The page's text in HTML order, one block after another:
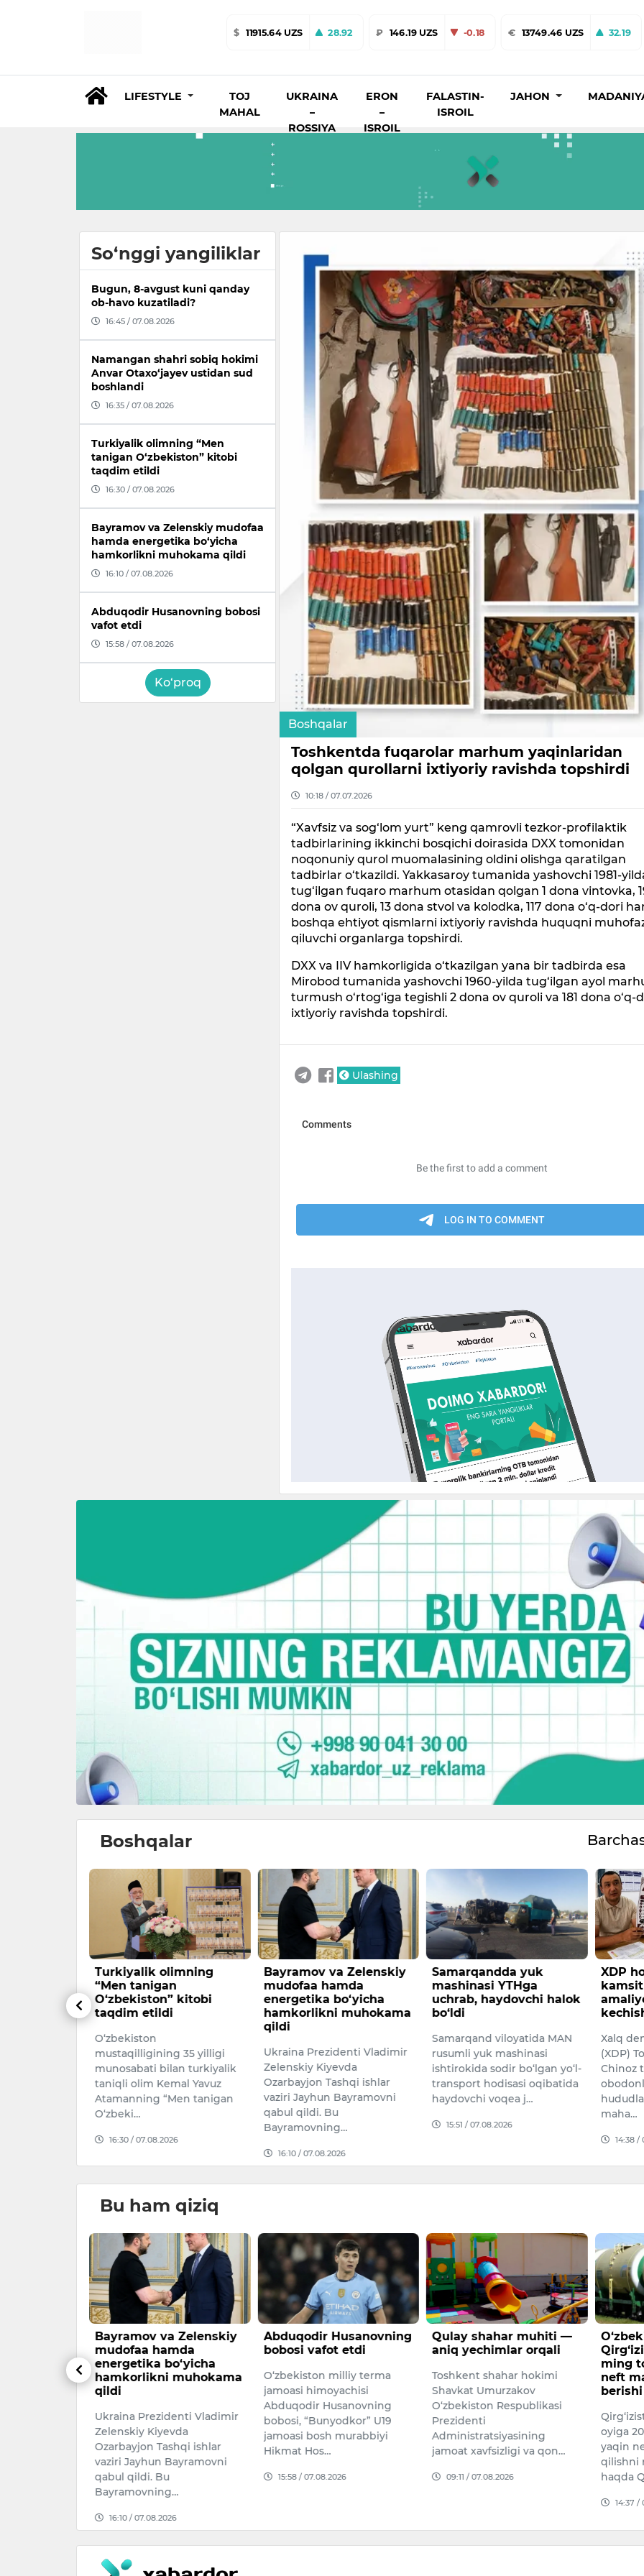
$ 11915.64 UZS 28.92 ₽ 146.19 UZS -0.18 € 13749.46 UZS 32.19
LIFESTYLE
TOJ
MAHAL
UKRAINA
–
ROSSIYA
ERON
–
ISROIL
FALASTIN-
ISROIL
JAHON
So‘nggi yangiliklar
Bugun, 8-avgust kuni qanday
ob-havo kuzatiladi?
16:45 / 07.08.2026
Namangan shahri sobiq hokimi
Anvar Otaxo‘jayev ustidan sud
boshlandi
16:35 / 07.08.2026
Turkiyalik olimning “Men
tanigan O‘zbekiston” kitobi
taqdim etildi
16:30 / 07.08.2026
Bayramov va Zelenskiy mudofaa
hamda energetika bo‘yicha
hamkorlikni muhokama qildi
16:10 / 07.08.2026
Abduqodir Husanovning bobosi
vafot etdi
15:58 / 07.08.2026
Ko‘proq
Boshqalar
Toshkentda fuqarolar marhum yaqinlaridan
qolgan qurollarni ixtiyoriy ravishda topshirdi
10:18 / 07.07.2026
“Xavfsiz va sog‘lom yurt” keng qamrovli tezkor-profilaktik
tadbirlarining ikkinchi bosqichi doirasida DXX tomonidan
noqonuniy qurol muomalasining oldini olishga qaratilgan
tadbirlar o‘tkazildi. Yakkasaroy tumanida yashovchi 1981-
tug‘ilgan fuqaro marhum otasidan qolgan 1 dona vintovka,
dona ov quroli, 13 dona stvol va kolodka, 117 dona o‘q-dori
boshqa ehtiyot qismlarni ixtiyoriy ravishda huquqni
qiluvchi organlarga topshirdi.
DXX va IIV hamkorligida o‘tkazilgan yana bir tadbirda esa
Mirobod tumanida yashovchi 1960-yilda tug‘ilgan ayol
turmush o‘rtog‘iga tegishli 2 dona ov quroli va 181 dona o‘q-
ixtiyoriy ravishda topshirdi.
Ulashing
Boshqalar
ustidan sud
Turkiyalik olimning
“Men tanigan
O‘zbekiston” kitobi
taqdim etildi
O‘zbekiston
mustaqilligining 35 yilligi
munosabati bilan turkiyalik
taniqli olim Kemal Yavuz
Atamanning “Men tanigan
O‘zbeki…
16:30 / 07.08.2026
Bayramov va Zelenskiy
mudofaa hamda
energetika bo‘yicha
hamkorlikni muhokama
qildi
Ukraina Prezidenti Vladimir
Zelenskiy Kiyevda
Ozarbayjon Tashqi ishlar
vaziri Jayhun Bayramovni
qabul qildi. Bu
Bayramovning…
16:10 / 07.08.2026
Samarqandda yuk
mashinasi YTHga
uchrab, haydovchi halok
bo‘ldi
Samarqand viloyatida MAN
rusumli yuk mashinasi
ishtirokida sodir bo‘lgan yo‘l-
transport hodisasi oqibatida
haydovchi voqea j…
15:51 / 07.08.2026
XDP
Xalq
(XDP)
Chinoz
maha…
14:38 /
Bu ham qiziq
Bayramov va Zelenskiy
mudofaa hamda
energetika bo‘yicha
hamkorlikni muhokama
qildi
Ukraina Prezidenti Vladimir
Zelenskiy Kiyevda
Ozarbayjon Tashqi ishlar
vaziri Jayhun Bayramovni
qabul qildi. Bu
Bayramovning…
16:10 / 07.08.2026
Abduqodir Husanovning
bobosi vafot etdi
O‘zbekiston milliy terma
jamoasi himoyachisi
Abduqodir Husanovning
bobosi, “Bunyodkor” U19
jamoasi bosh murabbiyi
Hikmat Hos…
15:58 / 07.08.2026
Qulay shahar muhiti —
aniq yechimlar orqali
Toshkent shahar hokimi
Shavkat Umurzakov
O‘zbekiston Respublikasi
Prezidenti
Administratsiyasining
jamoat xavfsizligi va qon…
09:11 / 07.08.2026
ming
neft
oyiga
yaqin
qilishni
haqda
14:37 /